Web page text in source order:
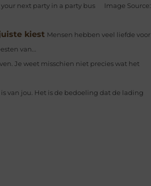
next party in a party bus ‍ Image Source:
kiest Mensen hebben veel liefde voor
van...
Je weet misschien niet precies wat het
van jou. Het is de bedoeling dat de lading